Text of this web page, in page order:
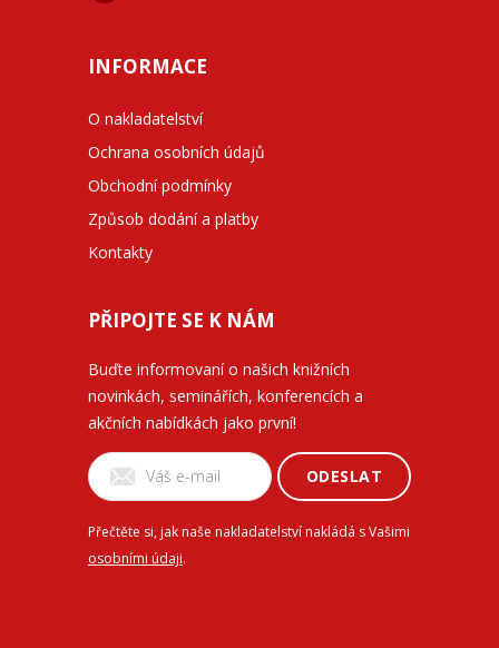
INFORMACE
O nakladatelství
Ochrana osobních údajů
Obchodní podmínky
Způsob dodání a platby
Kontakty
PŘIPOJTE SE K NÁM
Buďte informovaní o našich knižních
novinkách, seminářích, konferencích a
akčních nabídkách jako první!
ODESLAT
Přečtěte si, jak naše nakladatelství nakládá s Vašimi
osobními údaji.